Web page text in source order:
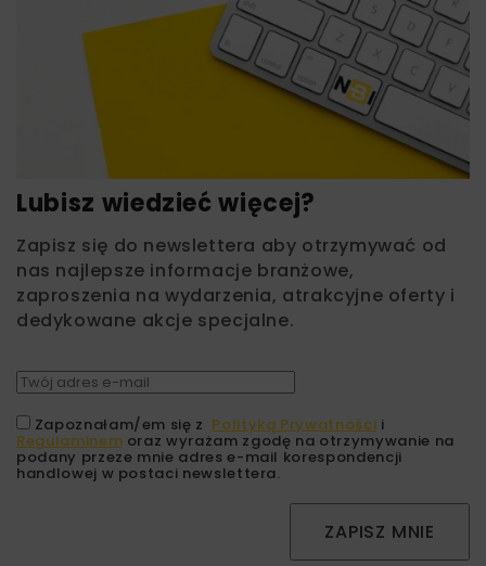
Lubisz wiedzieć więcej?
Zapisz się do newslettera aby otrzymywać od
nas najlepsze informacje branżowe,
zaproszenia na wydarzenia, atrakcyjne oferty i
dedykowane akcje specjalne.
Zapoznałam/em się z Polityką Prywatności i
Regulaminem oraz wyrażam zgodę na otrzymywanie na
podany przeze mnie adres e-mail korespondencji
handlowej w postaci newslettera.
ZAPISZ MNIE